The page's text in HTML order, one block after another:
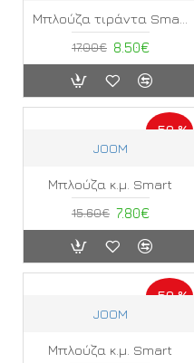
8.50€
17.00€
-50 %
JOOM
Μπλούζα κ.μ. Smart
7.80€
15.60€
-50 %
JOOM
Μπλούζα κ.μ. Smart